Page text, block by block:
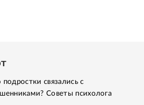
связались с
Советы психолога